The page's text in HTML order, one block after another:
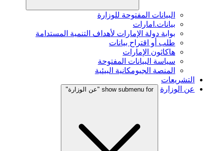
البيانات المفتوحة للوزارة
بيانات.امارات
بوابة دولة الإمارات لأهداف التنمية المستدامة
طلب أو اقتراح بيانات
هاكاثون الإمارات
سياسة البيانات المفتوحة
المنصة الجيومكانية البيئية
التشريعات
عن الوزارة
show submenu for "عن الوزارة"